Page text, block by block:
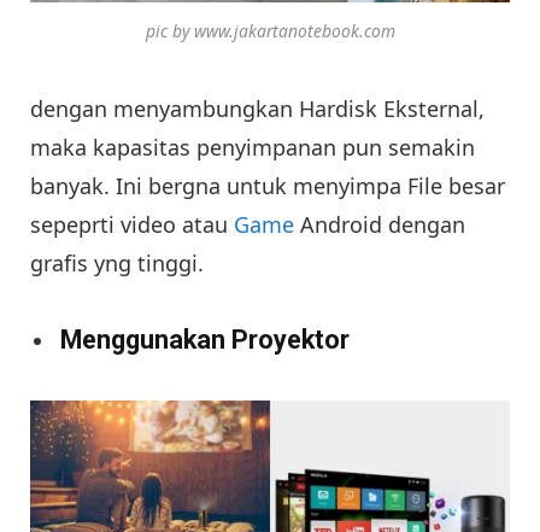
pic by www.jakartanotebook.com
dengan menyambungkan Hardisk Eksternal,
maka kapasitas penyimpanan pun semakin
banyak. Ini bergna untuk menyimpa File besar
sepeprti video atau Game Android dengan
grafis yng tinggi.
Menggunakan Proyektor